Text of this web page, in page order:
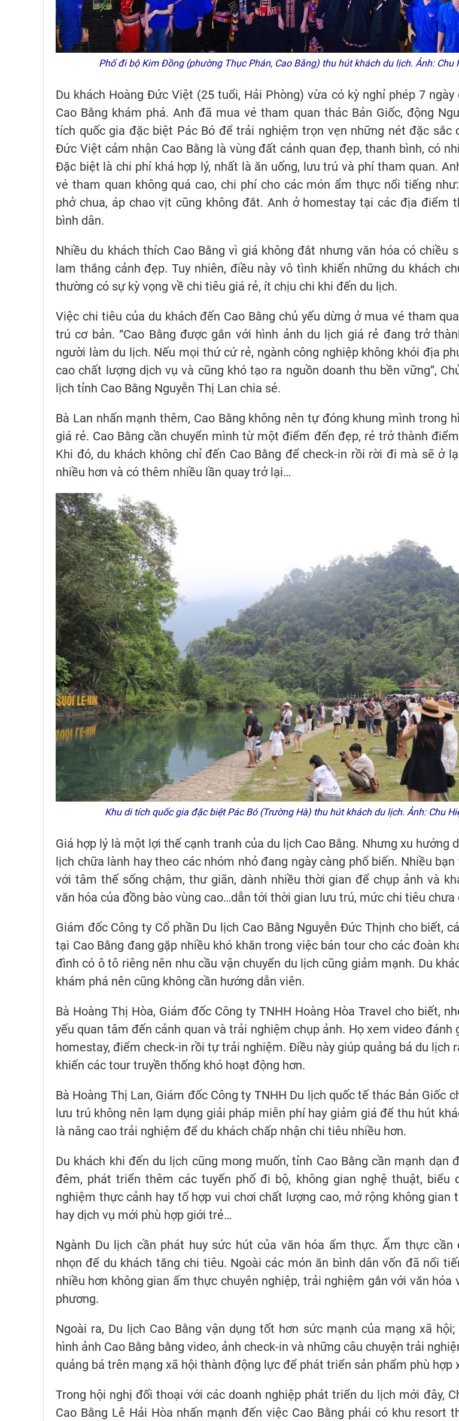
Phố đi bộ Kim Đồng (phường Thục Phán, Cao Bằng) thu hút khách du lịch. Ảnh: Chu
Du khách Hoàng Đức Việt (25 tuổi, Hải Phòng) vừa có kỳ nghỉ phép 7
Cao Bằng khám phá. Anh đã mua vé tham quan thác Bản Giốc, động
tích quốc gia đặc biệt Pác Bó để trải nghiệm trọn vẹn những nét đặc sắc
Đức Việt cảm nhận Cao Bằng là vùng đất cảnh quan đẹp, thanh bình, có
Đặc biệt là chi phí khá hợp lý, nhất là ăn uống, lưu trú và phí tham quan.
vé tham quan không quá cao, chi phí cho các món ẩm thực nổi tiếng
phở chua, áp chao vịt cũng không đắt. Anh ở homestay tại các địa điểm
bình dân.
Nhiều du khách thích Cao Bằng vì giá không đắt nhưng văn hóa có chiều
lam thắng cảnh đẹp. Tuy nhiên, điều này vô tình khiến những du khách
thường có sự kỳ vọng về chi tiêu giá rẻ, ít chịu chi khi đến du lịch.
Việc chi tiêu của du khách đến Cao Bằng chủ yếu dừng ở mua vé tham
trú cơ bản. “Cao Bằng được gắn với hình ảnh du lịch giá rẻ đang trở
người làm du lịch. Nếu mọi thứ cứ rẻ, ngành công nghiệp không khói địa
cao chất lượng dịch vụ và cũng khó tạo ra nguồn doanh thu bền vững”,
lịch tỉnh Cao Bằng Nguyễn Thị Lan chia sẻ.
Bà Lan nhấn mạnh thêm, Cao Bằng không nên tự đóng khung mình trong
giá rẻ. Cao Bằng cần chuyển mình từ một điểm đến đẹp, rẻ trở thành
Khi đó, du khách không chỉ đến Cao Bằng để check-in rồi rời đi mà sẽ ở
nhiều hơn và có thêm nhiều lần quay trở lại…
Khu di tích quốc gia đặc biệt Pác Bó (Trường Hà) thu hút khách du lịch. Ảnh: Chu
Giá hợp lý là một lợi thế cạnh tranh của du lịch Cao Bằng. Nhưng xu hướng
lịch chữa lành hay theo các nhóm nhỏ đang ngày càng phổ biến. Nhiều bạn
với tâm thế sống chậm, thư giãn, dành nhiều thời gian để chụp ảnh và
văn hóa của đồng bào vùng cao…dẫn tới thời gian lưu trú, mức chi tiêu chưa
Giám đốc Công ty Cổ phần Du lịch Cao Bằng Nguyễn Đức Thịnh cho biết,
tại Cao Bằng đang gặp nhiều khó khăn trong việc bán tour cho các đoàn
đình có ô tô riêng nên nhu cầu vận chuyển du lịch cũng giảm mạnh. Du
khám phá nên cũng không cần hướng dẫn viên.
Bà Hoàng Thị Hòa, Giám đốc Công ty TNHH Hoàng Hòa Travel cho biết,
yếu quan tâm đến cảnh quan và trải nghiệm chụp ảnh. Họ xem video đánh
homestay, điểm check-in rồi tự trải nghiệm. Điều này giúp quảng bá du lịch
khiến các tour truyền thống khó hoạt động hơn.
Bà Hoàng Thị Lan, Giám đốc Công ty TNHH Du lịch quốc tế thác Bản Giốc
lưu trú không nên lạm dụng giải pháp miễn phí hay giảm giá để thu hút
là nâng cao trải nghiệm để du khách chấp nhận chi tiêu nhiều hơn.
Du khách khi đến du lịch cũng mong muốn, tỉnh Cao Bằng cần mạnh dạn
đêm, phát triển thêm các tuyến phố đi bộ, không gian nghệ thuật, biểu
nghiệm thực cảnh hay tổ hợp vui chơi chất lượng cao, mở rộng không gian
hay dịch vụ mới phù hợp giới trẻ…
Ngành Du lịch cần phát huy sức hút của văn hóa ẩm thực. Ẩm thực
nhọn để du khách tăng chi tiêu. Ngoài các món ăn bình dân vốn đã nổi
nhiều hơn không gian ẩm thực chuyên nghiệp, trải nghiệm gắn với văn hóa
phương.
Ngoài ra, Du lịch Cao Bằng vận dụng tốt hơn sức mạnh của mạng xã
hình ảnh Cao Bằng bằng video, ảnh check-in và những câu chuyện trải
quảng bá trên mạng xã hội thành động lực để phát triển sản phẩm phù hợp
Trong hội nghị đối thoại với các doanh nghiệp phát triển du lịch mới đây,
Cao Bằng Lê Hải Hòa nhấn mạnh đến việc Cao Bằng phải có khu resort